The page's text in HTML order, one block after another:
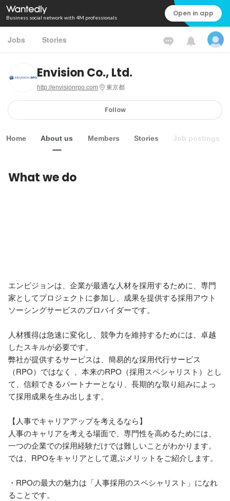
Business social network with 4M professionals Open in app
Jobs Stories
Envision Co., Ltd.
http://envisionrpo.com 東京都
Follow
Home About us Members Stories Job postings
What we do
エンビジョンは、企業が最適な人材を採用するために、専門
家としてプロジェクトに参加し、成果を提供する採用アウト
ソーシングサービスのプロバイダーです。
人材獲得は急速に変化し、競争力を維持するためには、卓越
したスキルが必要です。
弊社が提供するサービスは、簡易的な採用代行サービス
（RPO）ではなく	、本来のRPO（採用スペシャリスト）とし
て、信頼できるパートナーとなり、長期的な取り組みによっ
て採用成果を生み出します。
【人事でキャリアアップを考えるなら】
人事のキャリアを考える場面で、専門性を高めるためには、
一つの企業での採用経験だけでは難しいことがわかります。
では、RPOをキャリアとして選ぶメリットをご紹介します。
・RPOの最大の魅力は「人事採用のスペシャリスト」になれ
ることです。